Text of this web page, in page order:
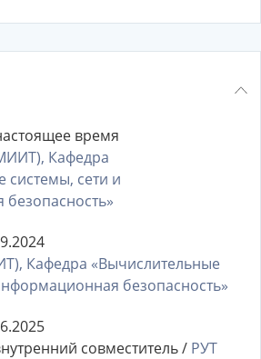
время
Кафедра
системы, сети и
Кафедра «Вычислительные
безопасность»
совместитель / РУТ